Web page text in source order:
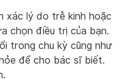
xác lý do trễ kinh hoặc
chọn điều trị của bạn.
trong chu kỳ cũng như
để cho bác sĩ biết.